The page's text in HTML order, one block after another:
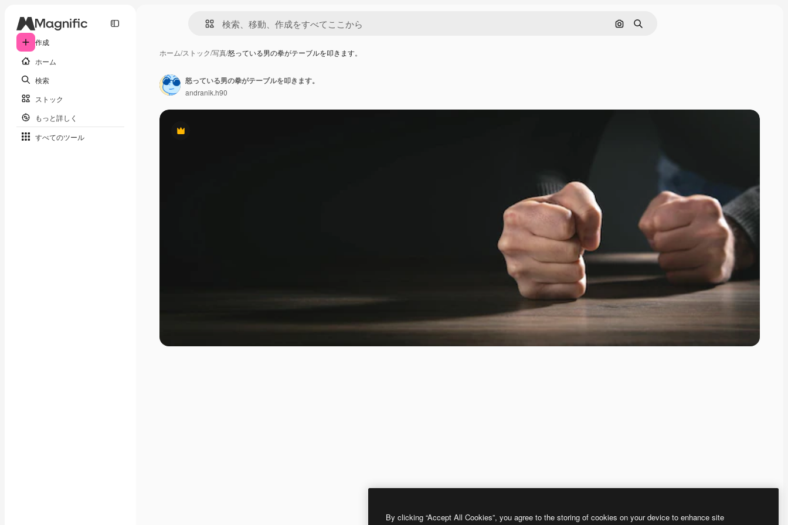
作成
ホーム
検索
ストック
もっと詳しく
すべてのツール
画像で検索
検索
ホーム/ストック/写真/怒っている男の拳がテーブルを叩きます。
Premium
怒っている男の拳がテーブルを叩きます。
andranik.h90
By clicking “Accept All Cookies”, you agree to the storing of cookies on your device to enhance site